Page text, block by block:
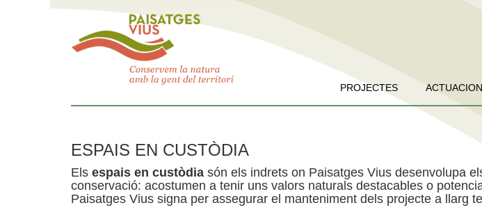
PROJECTES
ESPAIS EN CUSTÒDIA
Els espais en custòdia són els indrets on Paisatges Vius desenvolupa
conservació: acostumen a tenir uns valors naturals destacables o
Paisatges Vius signa per assegurar el manteniment dels projecte a llarg